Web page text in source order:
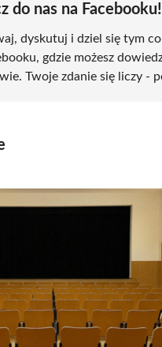
do nas na Facebooku!
dyskutuj i dziel się tym co
gdzie możesz
Twoje zdanie się liczy -